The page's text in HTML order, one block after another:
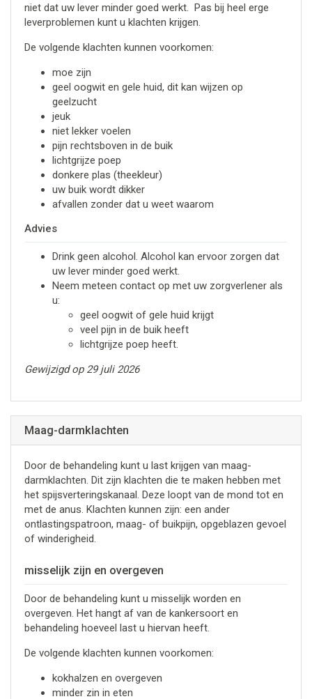
niet dat uw lever minder goed werkt. Pas bij heel erge
leverproblemen kunt u klachten krijgen.
De volgende klachten kunnen voorkomen:
moe zijn
geel oogwit en gele huid, dit kan wijzen op
geelzucht
jeuk
niet lekker voelen
pijn rechtsboven in de buik
lichtgrijze poep
donkere plas (theekleur)
uw buik wordt dikker
afvallen zonder dat u weet waarom
Advies
Drink geen alcohol. Alcohol kan ervoor zorgen dat
uw lever minder goed werkt.
Neem meteen contact op met uw zorgverlener als
u:
geel oogwit of gele huid krijgt
veel pijn in de buik heeft
lichtgrijze poep heeft.
Gewijzigd op 29 juli 2026
Maag-darmklachten
Door de behandeling kunt u last krijgen van maag-
darmklachten. Dit zijn klachten die te maken hebben met
het spijsverteringskanaal. Deze loopt van de mond tot en
met de anus. Klachten kunnen zijn: een ander
ontlastingspatroon, maag- of buikpijn, opgeblazen gevoel
of winderigheid.
misselijk zijn en overgeven
Door de behandeling kunt u misselijk worden en
overgeven. Het hangt af van de kankersoort en
behandeling hoeveel last u hiervan heeft.
De volgende klachten kunnen voorkomen:
kokhalzen en overgeven
minder zin in eten